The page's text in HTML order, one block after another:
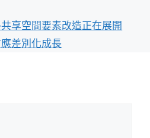
享空間要素改造正在展開
差別化成長